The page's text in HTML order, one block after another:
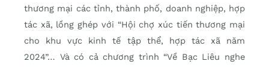
thương mại các tỉnh, thành phố, doanh nghiệp, hợp
tác xã, lồng ghép với “Hội chợ xúc tiến thương mại
cho khu vực kinh tế tập thể, hợp tác xã năm
2024”… Và có cả chương trình “Về Bạc Liêu nghe